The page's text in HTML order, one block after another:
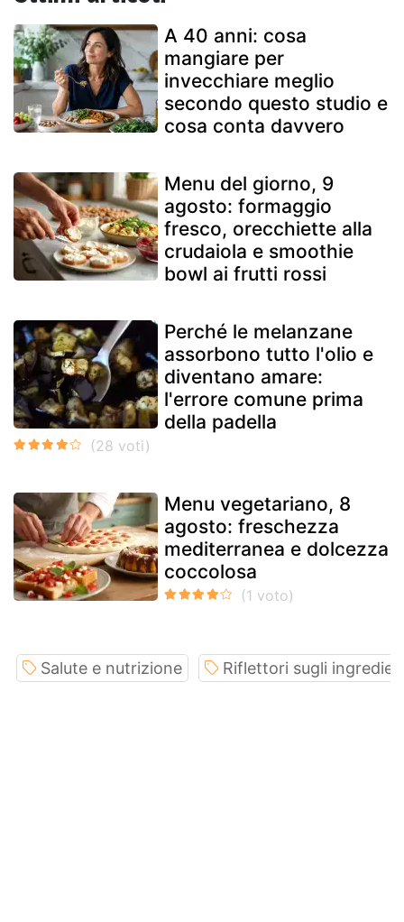
A 40 anni: cosa
mangiare per
invecchiare meglio
secondo questo studio e
cosa conta davvero
Menu del giorno, 9
agosto: formaggio
fresco, orecchiette alla
crudaiola e smoothie
bowl ai frutti rossi
Perché le melanzane
assorbono tutto l'olio e
diventano amare:
l'errore comune prima
della padella
Menu vegetariano, 8
agosto: freschezza
mediterranea e dolcezza
coccolosa
Salute e nutrizione Riflettori sugli